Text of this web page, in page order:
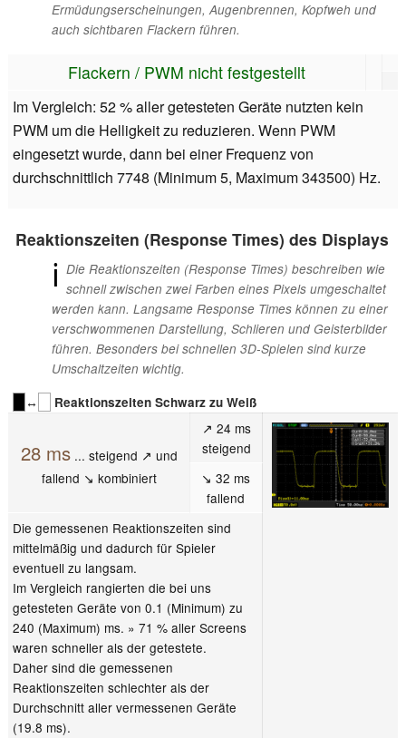
Ermüdungserscheinungen, Augenbrennen, Kopfweh und
auch sichtbaren Flackern führen.
Flackern / PWM nicht festgestellt
Im Vergleich: 52 % aller getesteten Geräte nutzten kein
PWM um die Helligkeit zu reduzieren. Wenn PWM
eingesetzt wurde, dann bei einer Frequenz von
durchschnittlich 7748 (Minimum 5, Maximum 343500) Hz.
Reaktionszeiten (Response Times) des Displays
ℹ Die Reaktionszeiten (Response Times) beschreiben wie
schnell zwischen zwei Farben eines Pixels umgeschaltet
werden kann. Langsame Response Times können zu einer
verschwommenen Darstellung, Schlieren und Geisterbilder
führen. Besonders bei schnellen 3D-Spielen sind kurze
Umschaltzeiten wichtig.
↔
Reaktionszeiten Schwarz zu Weiß
28 ms... steigend ↗ und
fallend ↘ kombiniert
↗ 24 ms
steigend
↘ 32 ms
fallend
Die gemessenen Reaktionszeiten sind
mittelmäßig und dadurch für Spieler
eventuell zu langsam.
Im Vergleich rangierten die bei uns
getesteten Geräte von 0.1 (Minimum) zu
240 (Maximum) ms. » 71 % aller Screens
waren schneller als der getestete.
Daher sind die gemessenen
Reaktionszeiten schlechter als der
Durchschnitt aller vermessenen Geräte
(19.8 ms).